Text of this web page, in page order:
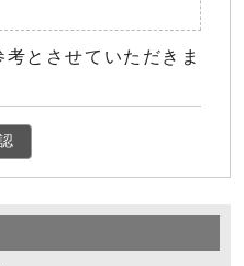
とさせていただきま